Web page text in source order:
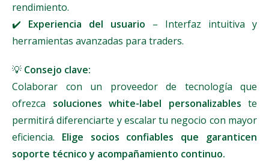
rendimiento.
✔️ Experiencia del usuario – Interfaz intuitiva y
herramientas avanzadas para traders.
💡 Consejo clave:
Colaborar con un proveedor de tecnología que
ofrezca soluciones white-label personalizables te
permitirá diferenciarte y escalar tu negocio con mayor
eficiencia. Elige socios confiables que garanticen
soporte técnico y acompañamiento continuo.